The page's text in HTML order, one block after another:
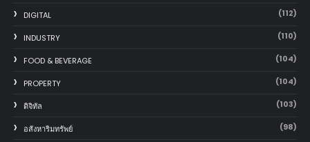
DIGITAL (112)
INDUSTRY (110)
FOOD & BEVERAGE (104)
PROPERTY (104)
ดิจิทัล (103)
อสังหาริมทรัพย์ (98)